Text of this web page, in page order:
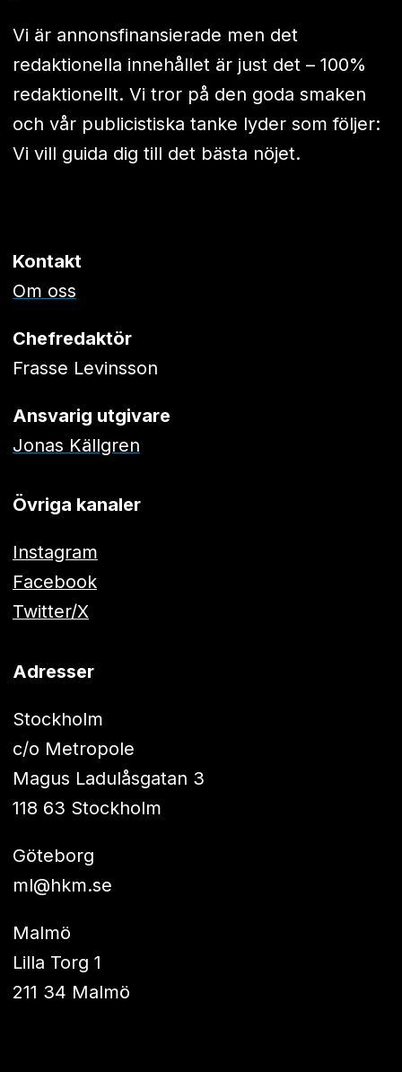
Vi är annonsfinansierade men det
redaktionella innehållet är just det – 100%
redaktionellt. Vi tror på den goda smaken
och vår publicistiska tanke lyder som följer:
Vi vill guida dig till det bästa nöjet.
Kontakt
Om oss
Chefredaktör
Frasse Levinsson
Ansvarig utgivare
Jonas Källgren
Övriga kanaler
Instagram
Facebook
Twitter/X
Adresser
Stockholm
c/o Metropole
Magus Ladulåsgatan 3
118 63 Stockholm
Göteborg
ml@hkm.se
Malmö
Lilla Torg 1
211 34 Malmö